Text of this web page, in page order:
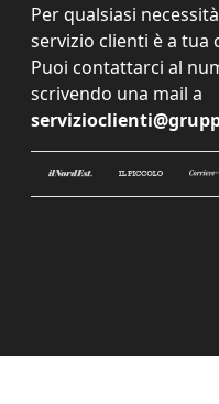
Per qualsiasi
servizio clienti è a tua
Puoi contattarci al
scrivendo una mail a